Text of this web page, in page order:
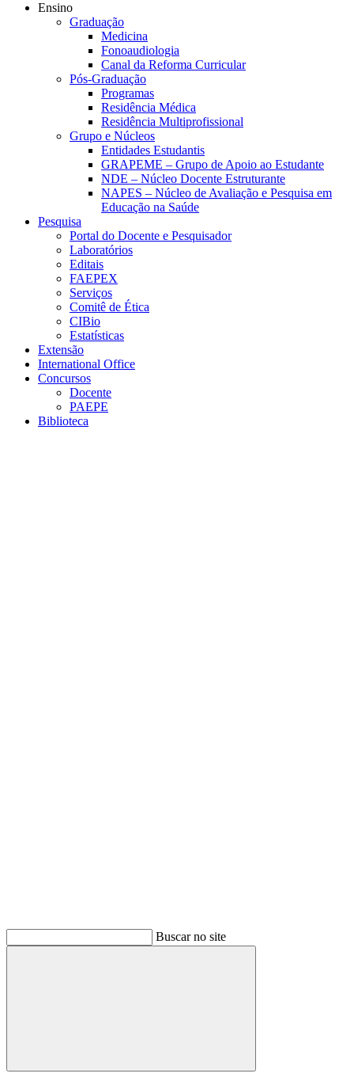
Ensino
Graduação
Medicina
Fonoaudiologia
Canal da Reforma Curricular
Pós-Graduação
Programas
Residência Médica
Residência Multiprofissional
Grupo e Núcleos
Entidades Estudantis
GRAPEME – Grupo de Apoio ao Estudante
NDE – Núcleo Docente Estruturante
NAPES – Núcleo de Avaliação e Pesquisa em
Educação na Saúde
Pesquisa
Portal do Docente e Pesquisador
Laboratórios
Editais
FAEPEX
Serviços
Comitê de Ética
CIBio
Estatísticas
Extensão
International Office
Concursos
Docente
PAEPE
Biblioteca
Buscar no site
Buscar